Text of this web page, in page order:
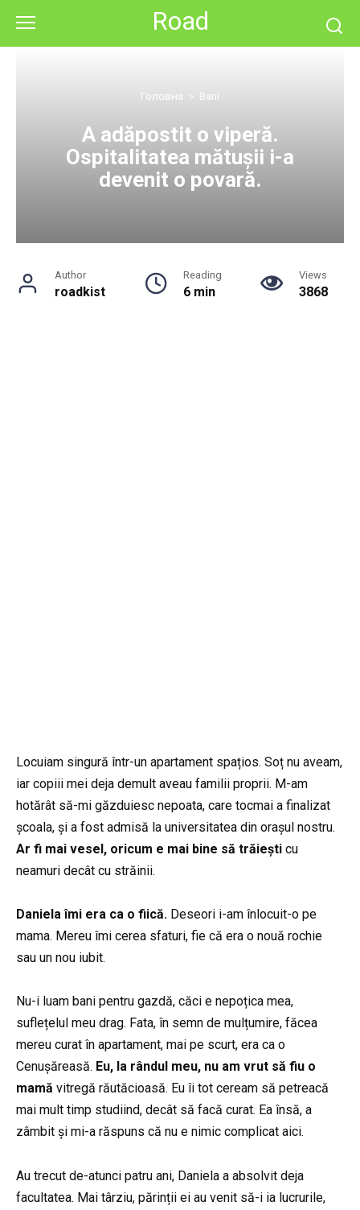
content
Road
Головна » Bani
A adăpostit o viperă.
Ospitalitatea mătușii i-a
devenit o povară.
Author
roadkist
Reading
6 min
Views
3868
Locuiam singură într-un apartament spațios. Soț nu aveam,
iar copiii mei deja demult aveau familii proprii. M-am
hotărât să-mi găzduiesc nepoata, care tocmai a finalizat
școala, și a fost admisă la universitatea din orașul nostru.
Ar fi mai vesel, oricum e mai bine să trăiești cu
neamuri decât cu străinii.
Daniela îmi era ca o fiică. Deseori i-am înlocuit-o pe
mama. Mereu îmi cerea sfaturi, fie că era o nouă rochie
sau un nou iubit.
Nu-i luam bani pentru gazdă, căci e nepoțica mea,
suflețelul meu drag. Fata, în semn de mulțumire, făcea
mereu curat în apartament, mai pe scurt, era ca o
Cenușăreasă. Eu, la rândul meu, nu am vrut să fiu o
mamă vitregă răutăcioasă. Eu îi tot ceream să petreacă
mai mult timp studiind, decât să facă curat. Ea însă, a
zâmbit și mi-a răspuns că nu e nimic complicat aici.
Au trecut de-atunci patru ani, Daniela a absolvit deja
facultatea. Mai târziu, părinții ei au venit să-i ia lucrurile,